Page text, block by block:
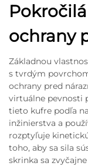
ochrany
Základnou
s tvrdým
ochrany pred
virtuálne pevnosti
tieto kufre podľa
inžinierstva a
rozptyľuje
toho, aby sa sila
skrinka sa